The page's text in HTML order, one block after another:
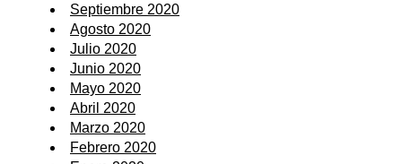
Septiembre 2020
Agosto 2020
Julio 2020
Junio 2020
Mayo 2020
Abril 2020
Marzo 2020
Febrero 2020